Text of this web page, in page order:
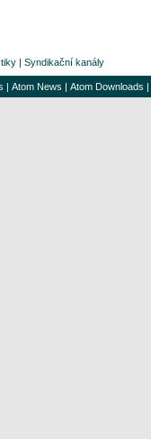
| Syndikační kanály
| Atom News | Atom Downloads |